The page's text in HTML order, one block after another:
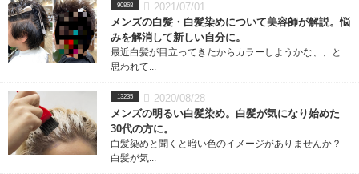
90868
2021/07/01
メンズの白髪・白髪染めについて美容師が解説。悩
みを解消して新しい自分に。
最近白髪が目立ってきたからカラーしようかな、、と
思われて...
13235
2020/08/28
メンズの明るい白髪染め。白髪が気になり始めた
30代の方に。
白髪染めと聞くと暗い色のイメージがありませんか？
白髪が気...